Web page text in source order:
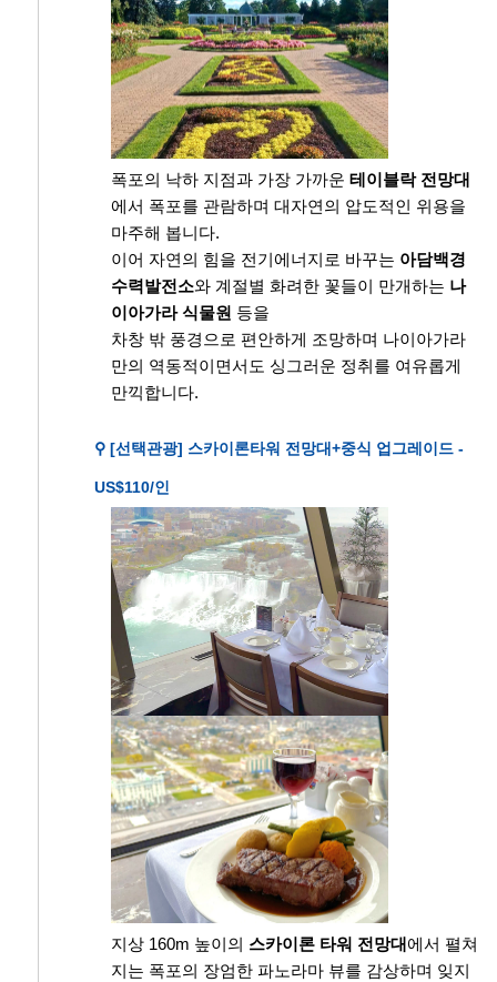
폭포의 낙하 지점과 가장 가까운 테이블락 전망대
에서 폭포를 관람하며 대자연의 압도적인 위용을
마주해 봅니다.
이어 자연의 힘을 전기에너지로 바꾸는 아담백경
수력발전소와 계절별 화려한 꽃들이 만개하는 나
이아가라 식물원 등을
차창 밖 풍경으로 편안하게 조망하며 나이아가라
만의 역동적이면서도 싱그러운 정취를 여유롭게
만끽합니다.
⚲ [선택관광] 스카이론타워 전망대+중식 업그레이드 -
US$110/인
지상 160m 높이의 스카이론 타워 전망대에서 펼쳐
지는 폭포의 장엄한 파노라마 뷰를 감상하며 잊지